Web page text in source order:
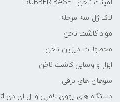
لمینت ناخن - RUBBER BASE
لاک ژل سه مرحله
مواد کاشت ناخن
محصولات دیزاین ناخن
ابزار و وسایل کاشت ناخن
سوهان های برقی
دستگاه های یووی لامپی و ال ای دی UV led